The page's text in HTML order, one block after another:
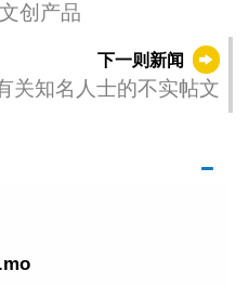
创产品
下一则新闻
关知名人士的不实帖文